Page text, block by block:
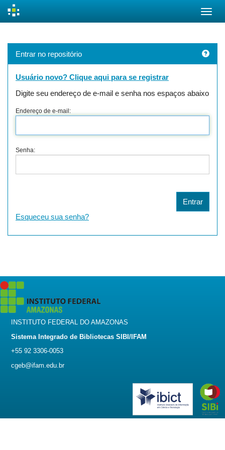
Entrar no repositório
Usuário novo? Clique aqui para se registrar
Digite seu endereço de e-mail e senha nos espaços abaixo
Endereço de e-mail:
Senha:
Esqueceu sua senha?
INSTITUTO FEDERAL DO AMAZONAS
Sistema Integrado de Bibliotecas SIBI/IFAM
+55 92 3306-0053
cgeb@ifam.edu.br